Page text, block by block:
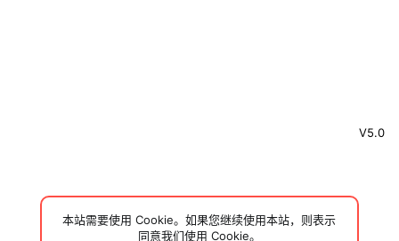
V5.0
本站需要使用 Cookie。如果您继续使用本站，则表示
同意我们使用 Cookie。